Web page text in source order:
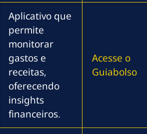
Aplicativo que
permite
monitorar
gastos e
receitas,
oferecendo
insights
financeiros.
Acesse o
Guiabolso